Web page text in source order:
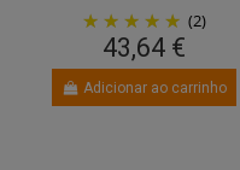
(2)
43,64 €
Adicionar ao carrinho